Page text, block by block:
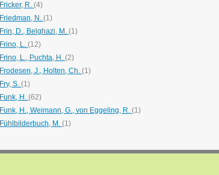
Fricker, R.(4)
Friedman, N.(1)
Frin, D., Belghazi, M.(1)
Frino, L.(12)
Frino, L., Puchta, H.(2)
Frodesen, J., Holten, Ch.(1)
Fry, S.(1)
Funk, H.(62)
Funk, H., Weimann, G., von Eggeling, R.(1)
Fühlbilderbuch, M.(1)